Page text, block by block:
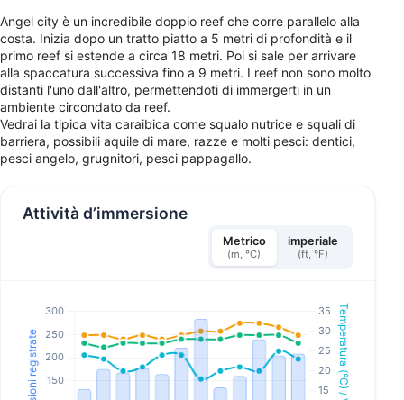
Angel city è un incredibile doppio reef che corre parallelo alla
costa. Inizia dopo un tratto piatto a 5 metri di profondità e il
primo reef si estende a circa 18 metri. Poi si sale per arrivare
alla spaccatura successiva fino a 9 metri. I reef non sono molto
distanti l'uno dall'altro, permettendoti di immergerti in un
ambiente circondato da reef.
Vedrai la tipica vita caraibica come squalo nutrice e squali di
barriera, possibili aquile di mare, razze e molti pesci: dentici,
pesci angelo, grugnitori, pesci pappagallo.
Attività d’immersione
Metrico
(m, °C)
imperiale
(ft, °F)